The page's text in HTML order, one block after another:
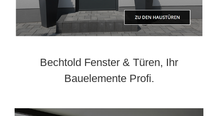
Bechtold Fenster & Türen, Ihr
Bauelemente Profi.